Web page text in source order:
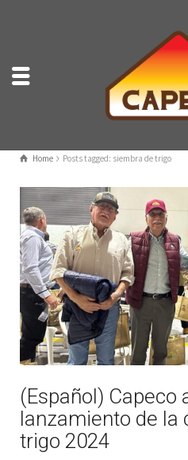
Home Posts tagged: siembra de trigo
(Español) Capeco
lanzamiento de la
trigo 2024